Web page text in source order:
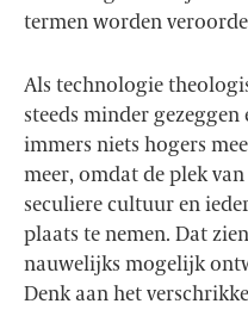
termen worden
Als technologie
steeds minder
immers niets hogers
meer, omdat de plek
seculiere cultuur en
plaats te nemen. Dat
nauwelijks mogelijk
Denk aan het